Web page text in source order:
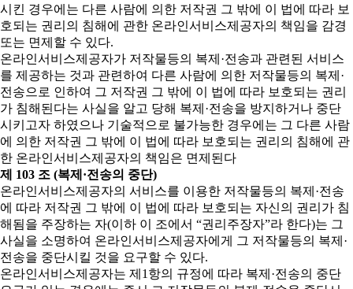
시킨 경우에는 다른 사람에 의한 저작권 그 밖에 이 법에 따라 보
호되는 권리의 침해에 관한 온라인서비스제공자의 책임을 감경
또는 면제할 수 있다.
온라인서비스제공자가 저작물등의 복제·전송과 관련된 서비스
를 제공하는 것과 관련하여 다른 사람에 의한 저작물등의 복제·
전송으로 인하여 그 저작권 그 밖에 이 법에 따라 보호되는 권리
가 침해된다는 사실을 알고 당해 복제·전송을 방지하거나 중단
시키고자 하였으나 기술적으로 불가능한 경우에는 그 다른 사람
에 의한 저작권 그 밖에 이 법에 따라 보호되는 권리의 침해에 관
한 온라인서비스제공자의 책임은 면제된다
제 103 조 (복제·전송의 중단)
온라인서비스제공자의 서비스를 이용한 저작물등의 복제·전송
에 따라 저작권 그 밖에 이 법에 따라 보호되는 자신의 권리가 침
해됨을 주장하는 자(이하 이 조에서 “권리주장자”라 한다)는 그
사실을 소명하여 온라인서비스제공자에게 그 저작물등의 복제·
전송을 중단시킬 것을 요구할 수 있다.
온라인서비스제공자는 제1항의 규정에 따라 복제·전송의 중단